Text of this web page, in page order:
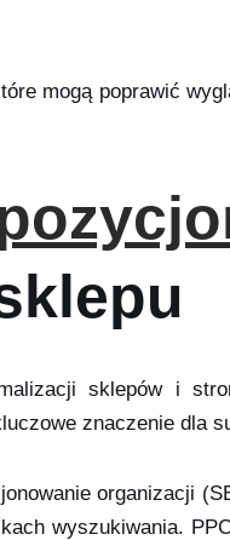
mogą poprawić
sklepów i
znaczenie dla
organizacji
wyszukiwania.